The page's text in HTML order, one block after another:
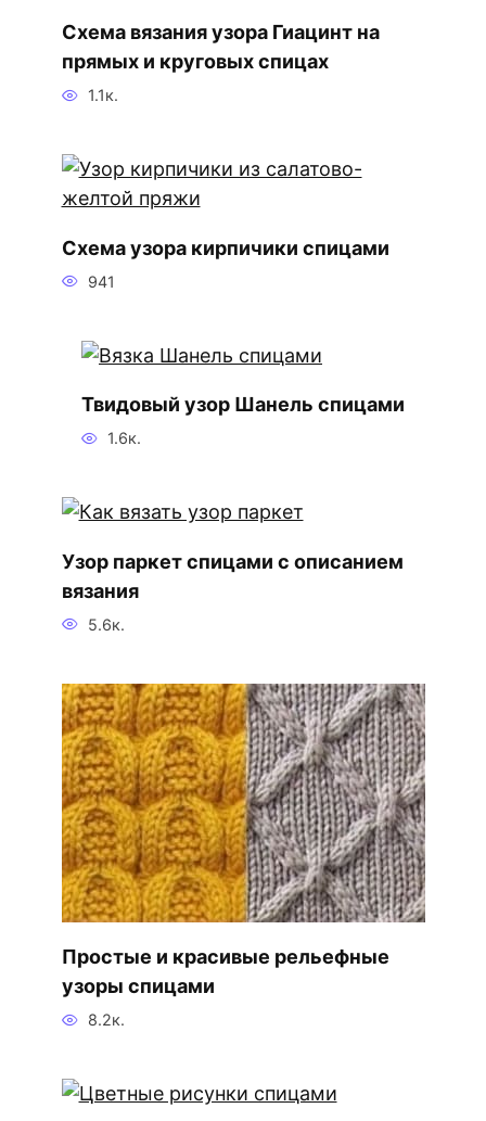
Схема вязания узора Гиацинт на
прямых и круговых спицах
1.1к.
Схема узора кирпичики спицами
941
Твидовый узор Шанель спицами
1.6к.
Узор паркет спицами с описанием
вязания
5.6к.
Простые и красивые рельефные
узоры спицами
8.2к.